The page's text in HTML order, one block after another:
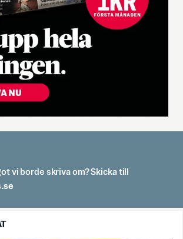
vi borde skriva om? Skicka till